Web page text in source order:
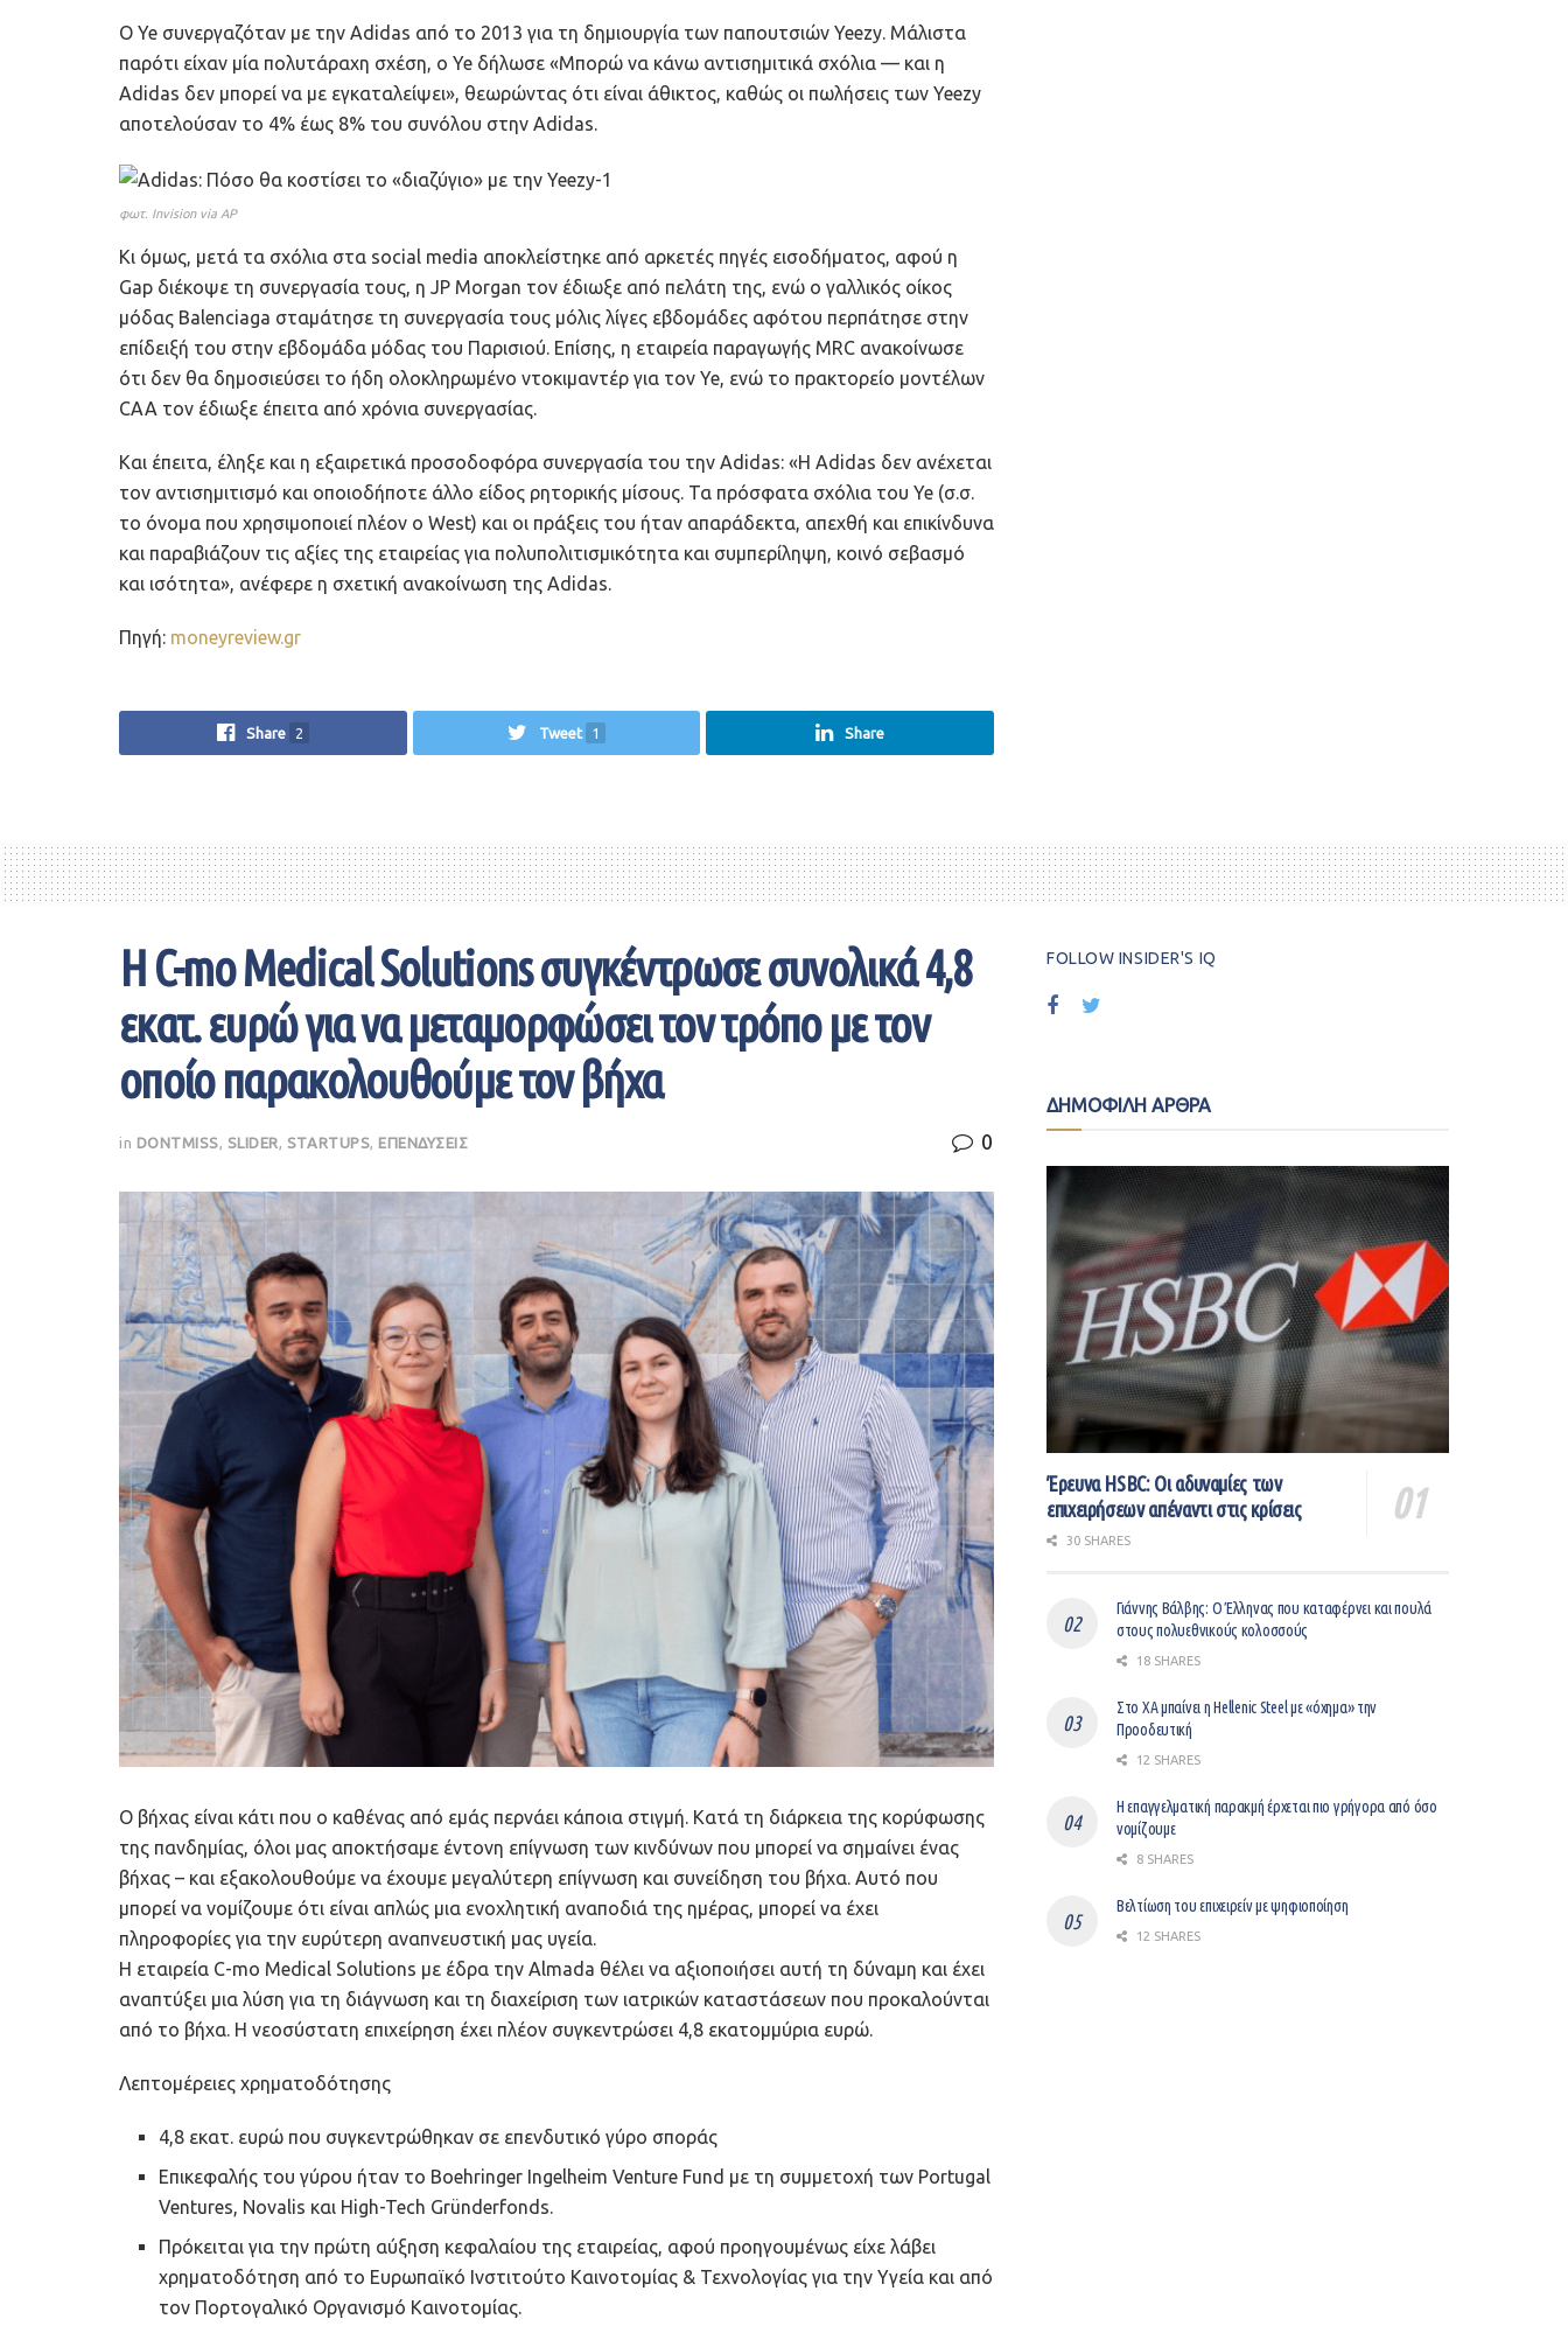
O Ye συνεργαζόταν με την Adidas από το 2013 για τη δημιουργία των παπουτσιών Yeezy. Μάλιστα
παρότι είχαν μία πολυτάραχη σχέση, ο Ye δήλωσε «Μπορώ να κάνω αντισημιτικά σχόλια — και η
Adidas δεν μπορεί να με εγκαταλείψει», θεωρώντας ότι είναι άθικτος, καθώς οι πωλήσεις των Yeezy
αποτελούσαν το 4% έως 8% του συνόλου στην Adidas.
φωτ. Invision via AP
Κι όμως, μετά τα σχόλια στα social media αποκλείστηκε από αρκετές πηγές εισοδήματος, αφού η
Gap διέκοψε τη συνεργασία τους, η JP Morgan τον έδιωξε από πελάτη της, ενώ ο γαλλικός οίκος
μόδας Balenciaga σταμάτησε τη συνεργασία τους μόλις λίγες εβδομάδες αφότου περπάτησε στην
επίδειξή του στην εβδομάδα μόδας του Παρισιού. Επίσης, η εταιρεία παραγωγής MRC ανακοίνωσε
ότι δεν θα δημοσιεύσει το ήδη ολοκληρωμένο ντοκιμαντέρ για τον Ye, ενώ το πρακτορείο μοντέλων
CAA τον έδιωξε έπειτα από χρόνια συνεργασίας.
Και έπειτα, έληξε και η εξαιρετικά προσοδοφόρα συνεργασία του την Adidas: «Η Adidas δεν ανέχεται
τον αντισημιτισμό και οποιοδήποτε άλλο είδος ρητορικής μίσους. Τα πρόσφατα σχόλια του Ye (σ.σ.
το όνομα που χρησιμοποιεί πλέον ο West) και οι πράξεις του ήταν απαράδεκτα, απεχθή και επικίνδυνα
και παραβιάζουν τις αξίες της εταιρείας για πολυπολιτισμικότητα και συμπερίληψη, κοινό σεβασμό
και ισότητα», ανέφερε η σχετική ανακοίνωση της Adidas.
Πηγή: moneyreview.gr
Share 2 Tweet 1 Share
Η C-mo Medical Solutions συγκέντρωσε συνολικά 4,8
εκατ. ευρώ για να μεταμορφώσει τον τρόπο με τον
οποίο παρακολουθούμε τον βήχα
in DONTMISS SLIDER STARTUPS ΕΠΕΝΔΥΣΕΙΣ 0
Ο βήχας είναι κάτι που ο καθένας από εμάς περνάει κάποια στιγμή. Κατά τη διάρκεια της κορύφωσης
της πανδημίας, όλοι μας αποκτήσαμε έντονη επίγνωση των κινδύνων που μπορεί να σημαίνει ένας
βήχας – και εξακολουθούμε να έχουμε μεγαλύτερη επίγνωση και συνείδηση του βήχα. Αυτό που
μπορεί να νομίζουμε ότι είναι απλώς μια ενοχλητική αναποδιά της ημέρας, μπορεί να έχει
πληροφορίες για την ευρύτερη αναπνευστική μας υγεία.
Η εταιρεία C-mo Medical Solutions με έδρα την Almada θέλει να αξιοποιήσει αυτή τη δύναμη και έχει
αναπτύξει μια λύση για τη διάγνωση και τη διαχείριση των ιατρικών καταστάσεων που προκαλούνται
από το βήχα. Η νεοσύστατη επιχείρηση έχει πλέον συγκεντρώσει 4,8 εκατομμύρια ευρώ.
Λεπτομέρειες χρηματοδότησης
4,8 εκατ. ευρώ που συγκεντρώθηκαν σε επενδυτικό γύρο σποράς
Επικεφαλής του γύρου ήταν το Boehringer Ingelheim Venture Fund με τη συμμετοχή των Portugal
Ventures, Novalis και High-Tech Gründerfonds.
Πρόκειται για την πρώτη αύξηση κεφαλαίου της εταιρείας, αφού προηγουμένως είχε λάβει
χρηματοδότηση από το Ευρωπαϊκό Ινστιτούτο Καινοτομίας & Τεχνολογίας για την Υγεία και από
τον Πορτογαλικό Οργανισμό Καινοτομίας.
FOLLOW INSIDER'S IQ
ΔΗΜΟΦΙΛΗ ΑΡΘΡΑ
Έρευνα HSBC: Οι αδυναμίες των
επιχειρήσεων απέναντι στις κρίσεις
30 SHARES
Γιάννης Βάλβης: O Έλληνας που καταφέρνει και πουλά
στους πολυεθνικούς κολοσσούς
18 SHARES
Στο ΧΑ μπαίνει η Hellenic Steel με «όχημα» την
Προοδευτική
12 SHARES
Η επαγγελματική παρακμή έρχεται πιο γρήγορα από όσο
νομίζουμε
8 SHARES
Βελτίωση του επιχειρείν με ψηφιοποίηση
12 SHARES